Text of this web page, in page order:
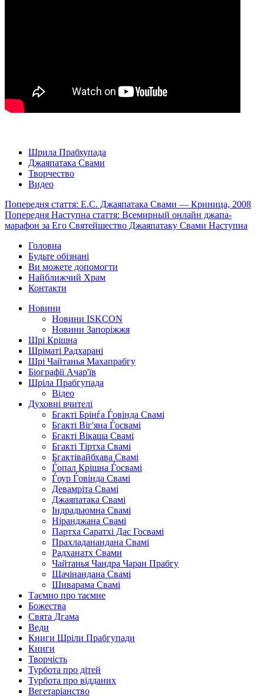
Шрила Прабхупада
Джаяпатака Свами
Творчество
Видео
Попередня стаття: Е.С. Джаяпатака Свами — Криница, 2008
Попередня Наступна стаття: Всемирный онлайн джапа-
марафон за Его Святейшество Джаяпатаку Свами Наступна
Головна
Будьте обізнані
Ви можете допомогти
Найближчий Храм
Контакти
Новини
Новини ISKCON
Новини Запоріжжя
Шрі Крішна
Шріматі Радхарані
Шрі Чайтанья Махапрабгу
Біографії Ачар'їв
Шріла Прабгупада
Відео
Духовні вчителі
Бгакті Брінѓа Ѓовінда Свамі
Бгакті Віг'яна Ѓосвамі
Бгакті Вікаша Свамі
Бгакті Тіртха Свамі
Бгактівайбхава Свамі
Ѓопал Крішна Ѓосвамі
Ѓоур Ѓовінда Свамі
Девамріта Свамі
Джаяпатака Свамі
Індрадьюмна Свамі
Ніранджана Свамі
Партха Саратхі Дас Госвамі
Прахладанандана Свамі
Радханатх Свами
Чайтанья Чандра Чаран Прабгу
Шачінандана Свамі
Шиварама Свамі
Таємно про таємне
Божества
Свята Дгама
Веди
Книги Шріли Прабгупади
Книги
Творчість
Турбота про дітей
Турбота про відданих
Вегетаріанство